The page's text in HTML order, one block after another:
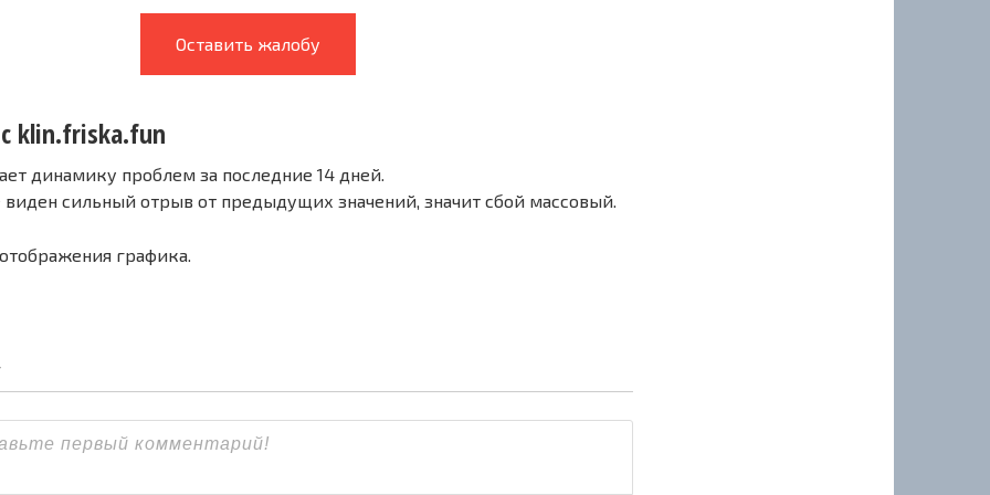
Оставить жалобу
klin.friska.fun
динамику проблем за последние 14 дней.
виден сильный отрыв от предыдущих значений, значит сбой массовый.
графика.